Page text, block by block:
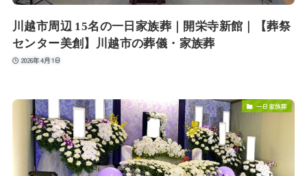
川越市周辺 15名の一日家族葬｜開栄寺新館｜【葬祭
センター美創】川越市の葬儀・家族葬
2026年4月1日
一日家族葬